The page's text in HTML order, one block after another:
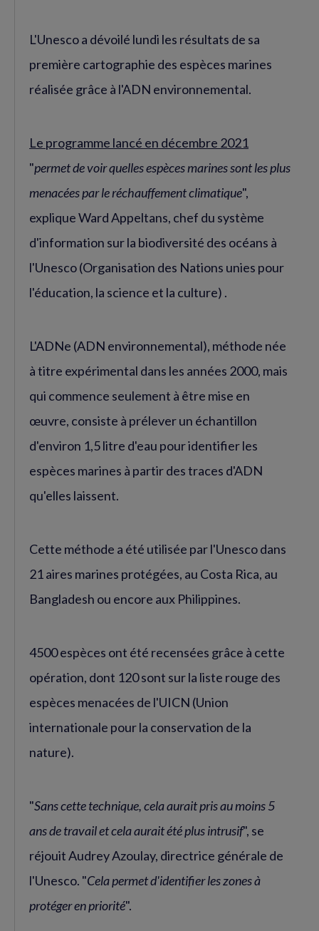
L'Unesco a dévoilé lundi les résultats de sa
première cartographie des espèces marines
réalisée grâce à l'ADN environnemental.
Le programme lancé en décembre 2021
"permet de voir quelles espèces marines sont les plus
menacées par le réchauffement climatique",
explique Ward Appeltans, chef du système
d'information sur la biodiversité des océans à
l'Unesco (Organisation des Nations unies pour
l'éducation, la science et la culture) .
L'ADNe (ADN environnemental), méthode née
à titre expérimental dans les années 2000, mais
qui commence seulement à être mise en
œuvre, consiste à prélever un échantillon
d'environ 1,5 litre d'eau pour identifier les
espèces marines à partir des traces d'ADN
qu'elles laissent.
Cette méthode a été utilisée par l'Unesco dans
21 aires marines protégées, au Costa Rica, au
Bangladesh ou encore aux Philippines.
4500 espèces ont été recensées grâce à cette
opération, dont 120 sont sur la liste rouge des
espèces menacées de l'UICN (Union
internationale pour la conservation de la
nature).
"Sans cette technique, cela aurait pris au moins 5
ans de travail et cela aurait été plus intrusif", se
réjouit Audrey Azoulay, directrice générale de
l'Unesco. "Cela permet d'identifier les zones à
protéger en priorité".